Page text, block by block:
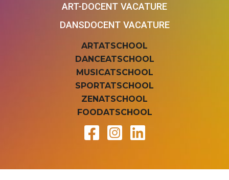
ART-DOCENT VACATURE
DANSDOCENT VACATURE
ARTATSCHOOL
DANCEATSCHOOL
MUSICATSCHOOL
SPORTATSCHOOL
ZENATSCHOOL
FOODATSCHOOL